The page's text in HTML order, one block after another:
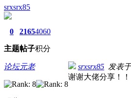
srxsrx85
0
主题
2165
帖子
4060
积分
论坛元老 srxsrx85 发表
谢谢大佬分享！！